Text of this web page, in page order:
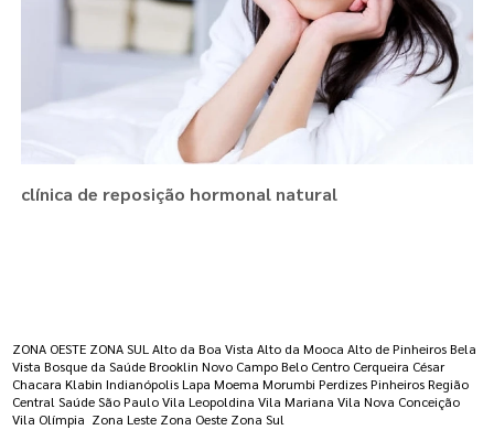
clínica de reposição hormonal natural
ZONA OESTE ZONA SUL Alto da Boa Vista Alto da Mooca Alto de Pinheiros Bela
Vista Bosque da Saúde Brooklin Novo Campo Belo Centro Cerqueira César
Chacara Klabin Indianópolis Lapa Moema Morumbi Perdizes Pinheiros Região
Central Saúde São Paulo Vila Leopoldina Vila Mariana Vila Nova Conceição
Vila Olímpia Zona Leste Zona Oeste Zona Sul